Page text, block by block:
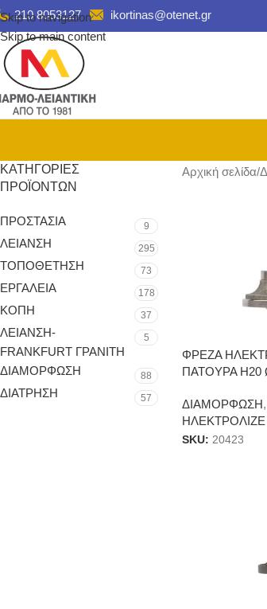
Skip to navigation
Skip to main content
210 8053127 ikortinas@otenet.gr
ΚΑΤΗΓΟΡΊΕΣ
ΠΡΟΪΌΝΤΩΝ
ΠΡΟΣΤΑΣΙΑ 9
ΛΕΙΑΝΣΗ 295
ΤΟΠΟΘΕΤΗΣΗ 73
ΕΡΓΑΛΕΙΑ 178
ΚΟΠΗ 37
ΛΕΙΑΝΣΗ-
FRANKFURT ΓΡΑΝΙΤΗ
5
ΔΙΑΜΟΡΦΩΣΗ 88
ΔΙΑΤΡΗΣΗ 57
Αρχική σελίδα
ΦΡΕΖΑ
ΠΑΤΟΥΡΑ Η20
ΔΙΑΜΟΡΦΩΣΗ,
ΗΛΕΚΤΡΟΛΙΖΕ
SKU: 20423